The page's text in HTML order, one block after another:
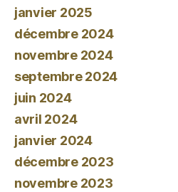
janvier 2025
décembre 2024
novembre 2024
septembre 2024
juin 2024
avril 2024
janvier 2024
décembre 2023
novembre 2023